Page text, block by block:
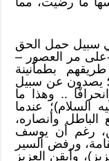
في سبيل حمل الحق
-على مر العصور –
بطمأنينة
يصدون عن سبيل
.. وهذا ما
عندما
وأنصاره،
رغم أن يوسف
ورفض السير
وأيقن العزيز